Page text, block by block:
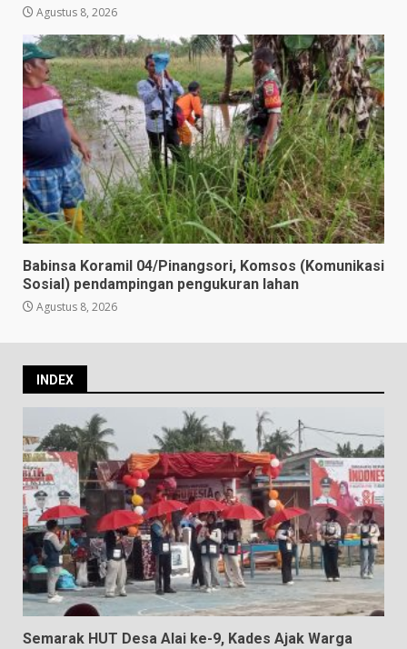
Agustus 8, 2026
Babinsa Koramil 04/Pinangsori, Komsos (Komunikasi
Sosial) pendampingan pengukuran lahan
Agustus 8, 2026
INDEX
Semarak HUT Desa Alai ke-9, Kades Ajak Warga